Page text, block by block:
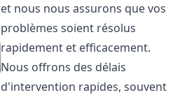
et nous nous assurons que vos
problèmes soient résolus
rapidement et efficacement.
Nous offrons des délais
d'intervention rapides, souvent